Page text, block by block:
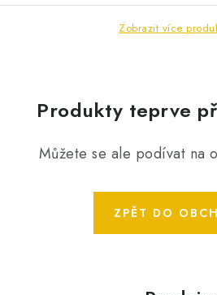
STARTOVACÍ ZDROJE
BATERIE PRO VYSAVAČE
BATERIE PRO NOUZOVÁ
SPOTŘEBNÍ BATERIE
PŘÍSLUŠENSTVÍ
Zobrazit více
Produkty teprve
Můžete se ale podívat na
ZPĚT DO